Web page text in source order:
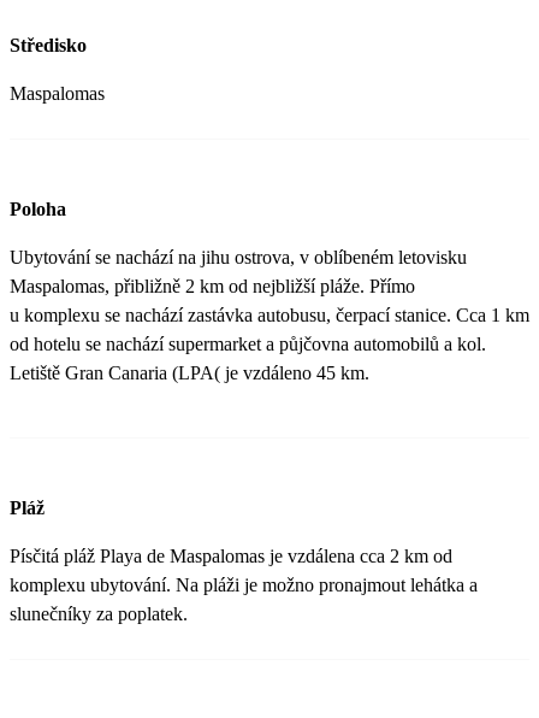
Středisko
Maspalomas
Poloha
Ubytování se nachází na jihu ostrova, v oblíbeném letovisku
Maspalomas, přibližně 2 km od nejbližší pláže. Přímo
u komplexu se nachází zastávka autobusu, čerpací stanice. Cca 1 km
od hotelu se nachází supermarket a půjčovna automobilů a kol.
Letiště Gran Canaria (LPA( je vzdáleno 45 km.
Pláž
Písčitá pláž Playa de Maspalomas je vzdálena cca 2 km od
komplexu ubytování. Na pláži je možno pronajmout lehátka a
slunečníky za poplatek.